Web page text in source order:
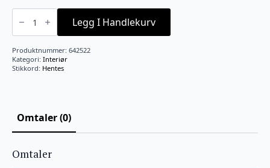
Krans
grener
hvite
bær
d
60
cm
Legg I Handlekurv
Produktnummer: 642522
Kategori: Interiør
Stikkord: Hentes
Omtaler (0)
Omtaler